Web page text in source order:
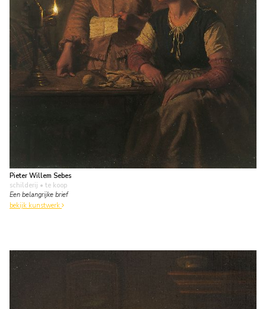
Pieter Willem Sebes
schilderij • te koop
Een belangrijke brief
bekijk kunstwerk